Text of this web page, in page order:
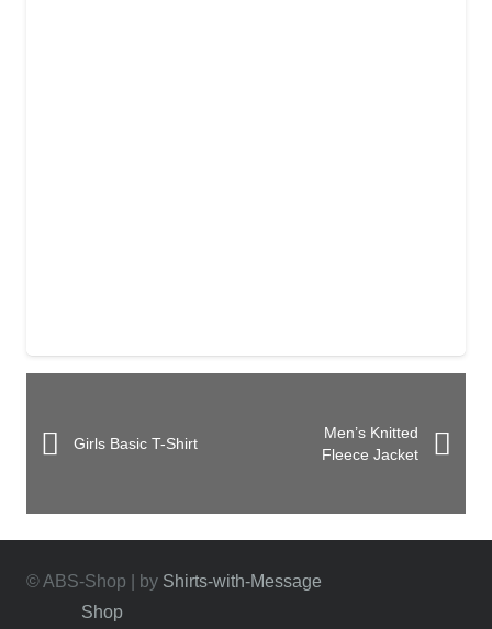
Girls Basic T-Shirt
Men’s Knitted
Fleece Jacket
© ABS-Shop | by Shirts-with-Message
Shop